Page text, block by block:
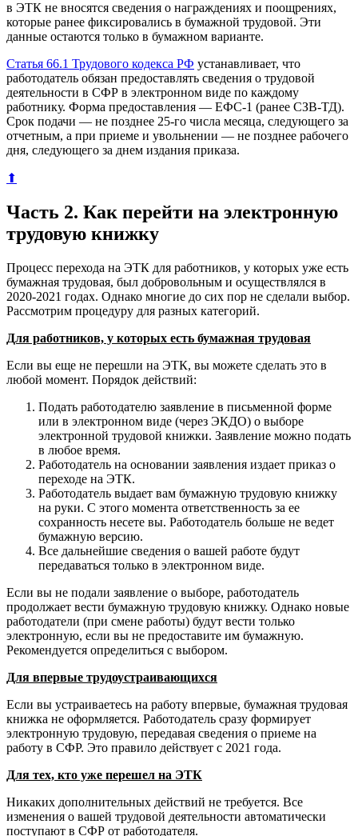
в ЭТК не вносятся сведения о награждениях и поощрениях,
которые ранее фиксировались в бумажной трудовой. Эти
данные остаются только в бумажном варианте.
Статья 66.1 Трудового кодекса РФ устанавливает, что
работодатель обязан предоставлять сведения о трудовой
деятельности в СФР в электронном виде по каждому
работнику. Форма предоставления — ЕФС-1 (ранее СЗВ-ТД).
Срок подачи — не позднее 25-го числа месяца, следующего за
отчетным, а при приеме и увольнении — не позднее рабочего
дня, следующего за днем издания приказа.
⬆
Часть 2. Как перейти на электронную
трудовую книжку
Процесс перехода на ЭТК для работников, у которых уже есть
бумажная трудовая, был добровольным и осуществлялся в
2020-2021 годах. Однако многие до сих пор не сделали выбор.
Рассмотрим процедуру для разных категорий.
Для работников, у которых есть бумажная трудовая
Если вы еще не перешли на ЭТК, вы можете сделать это в
любой момент. Порядок действий:
Подать работодателю заявление в письменной форме
или в электронном виде (через ЭКДО) о выборе
электронной трудовой книжки. Заявление можно подать
в любое время.
Работодатель на основании заявления издает приказ о
переходе на ЭТК.
Работодатель выдает вам бумажную трудовую книжку
на руки. С этого момента ответственность за ее
сохранность несете вы. Работодатель больше не ведет
бумажную версию.
Все дальнейшие сведения о вашей работе будут
передаваться только в электронном виде.
Если вы не подали заявление о выборе, работодатель
продолжает вести бумажную трудовую книжку. Однако новые
работодатели (при смене работы) будут вести только
электронную, если вы не предоставите им бумажную.
Рекомендуется определиться с выбором.
Для впервые трудоустраивающихся
Если вы устраиваетесь на работу впервые, бумажная трудовая
книжка не оформляется. Работодатель сразу формирует
электронную трудовую, передавая сведения о приеме на
работу в СФР. Это правило действует с 2021 года.
Для тех, кто уже перешел на ЭТК
Никаких дополнительных действий не требуется. Все
изменения о вашей трудовой деятельности автоматически
поступают в СФР от работодателя.